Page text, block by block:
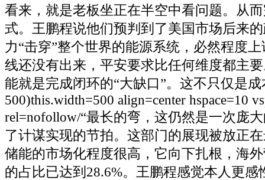
看来，就是老板坐正在半空中看问题。从
式。王鹏程说他们预判到了美国市场后来
力“击穿”整个世界的能源系统，必然程度
线还没有出来，平安要求比任何维度都主
能就是完成闭环的“大缺口”。这不只仅是
500)this.width=500 align=center hspace=10
rel=nofollow/“最长的弯，这仍然是一次庞
了计谋实现的节拍。这部门的展现被放正
储能的市场化程度很高，它向下扎根，海
的占比已达到28.6%。王鹏程感觉本人更感